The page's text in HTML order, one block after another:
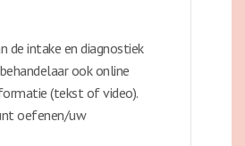
de intake en diagnostiek
ook online
(tekst of video).
oefenen/uw